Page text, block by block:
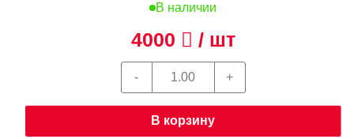
В наличии
4000 / шт
В корзину